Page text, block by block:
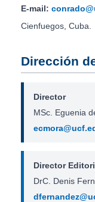
E-mail:
Cienfuegos, Cuba.
Dirección
Director
MSc. Eguenia
Director
DrC. Denis